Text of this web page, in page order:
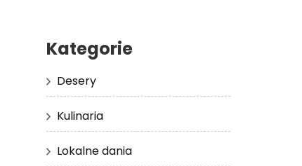
Kategorie
Desery
Kulinaria
Lokalne dania